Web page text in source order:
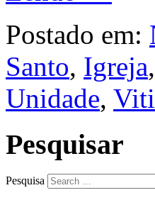
Postado em:
Santo, Igreja,
Unidade,
Pesquisar
Pesquisa